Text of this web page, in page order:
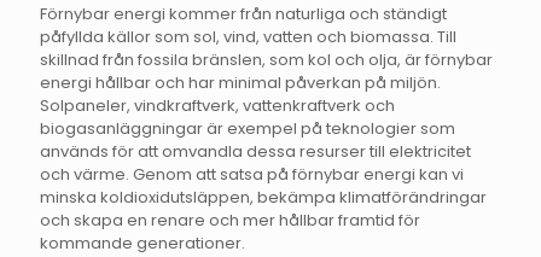
Förnybar energi kommer från naturliga och ständigt
påfyllda källor som sol, vind, vatten och biomassa. Till
skillnad från fossila bränslen, som kol och olja, är förnybar
energi hållbar och har minimal påverkan på miljön.
Solpaneler, vindkraftverk, vattenkraftverk och
biogasanläggningar är exempel på teknologier som
används för att omvandla dessa resurser till elektricitet
och värme. Genom att satsa på förnybar energi kan vi
minska koldioxidutsläppen, bekämpa klimatförändringar
och skapa en renare och mer hållbar framtid för
kommande generationer.